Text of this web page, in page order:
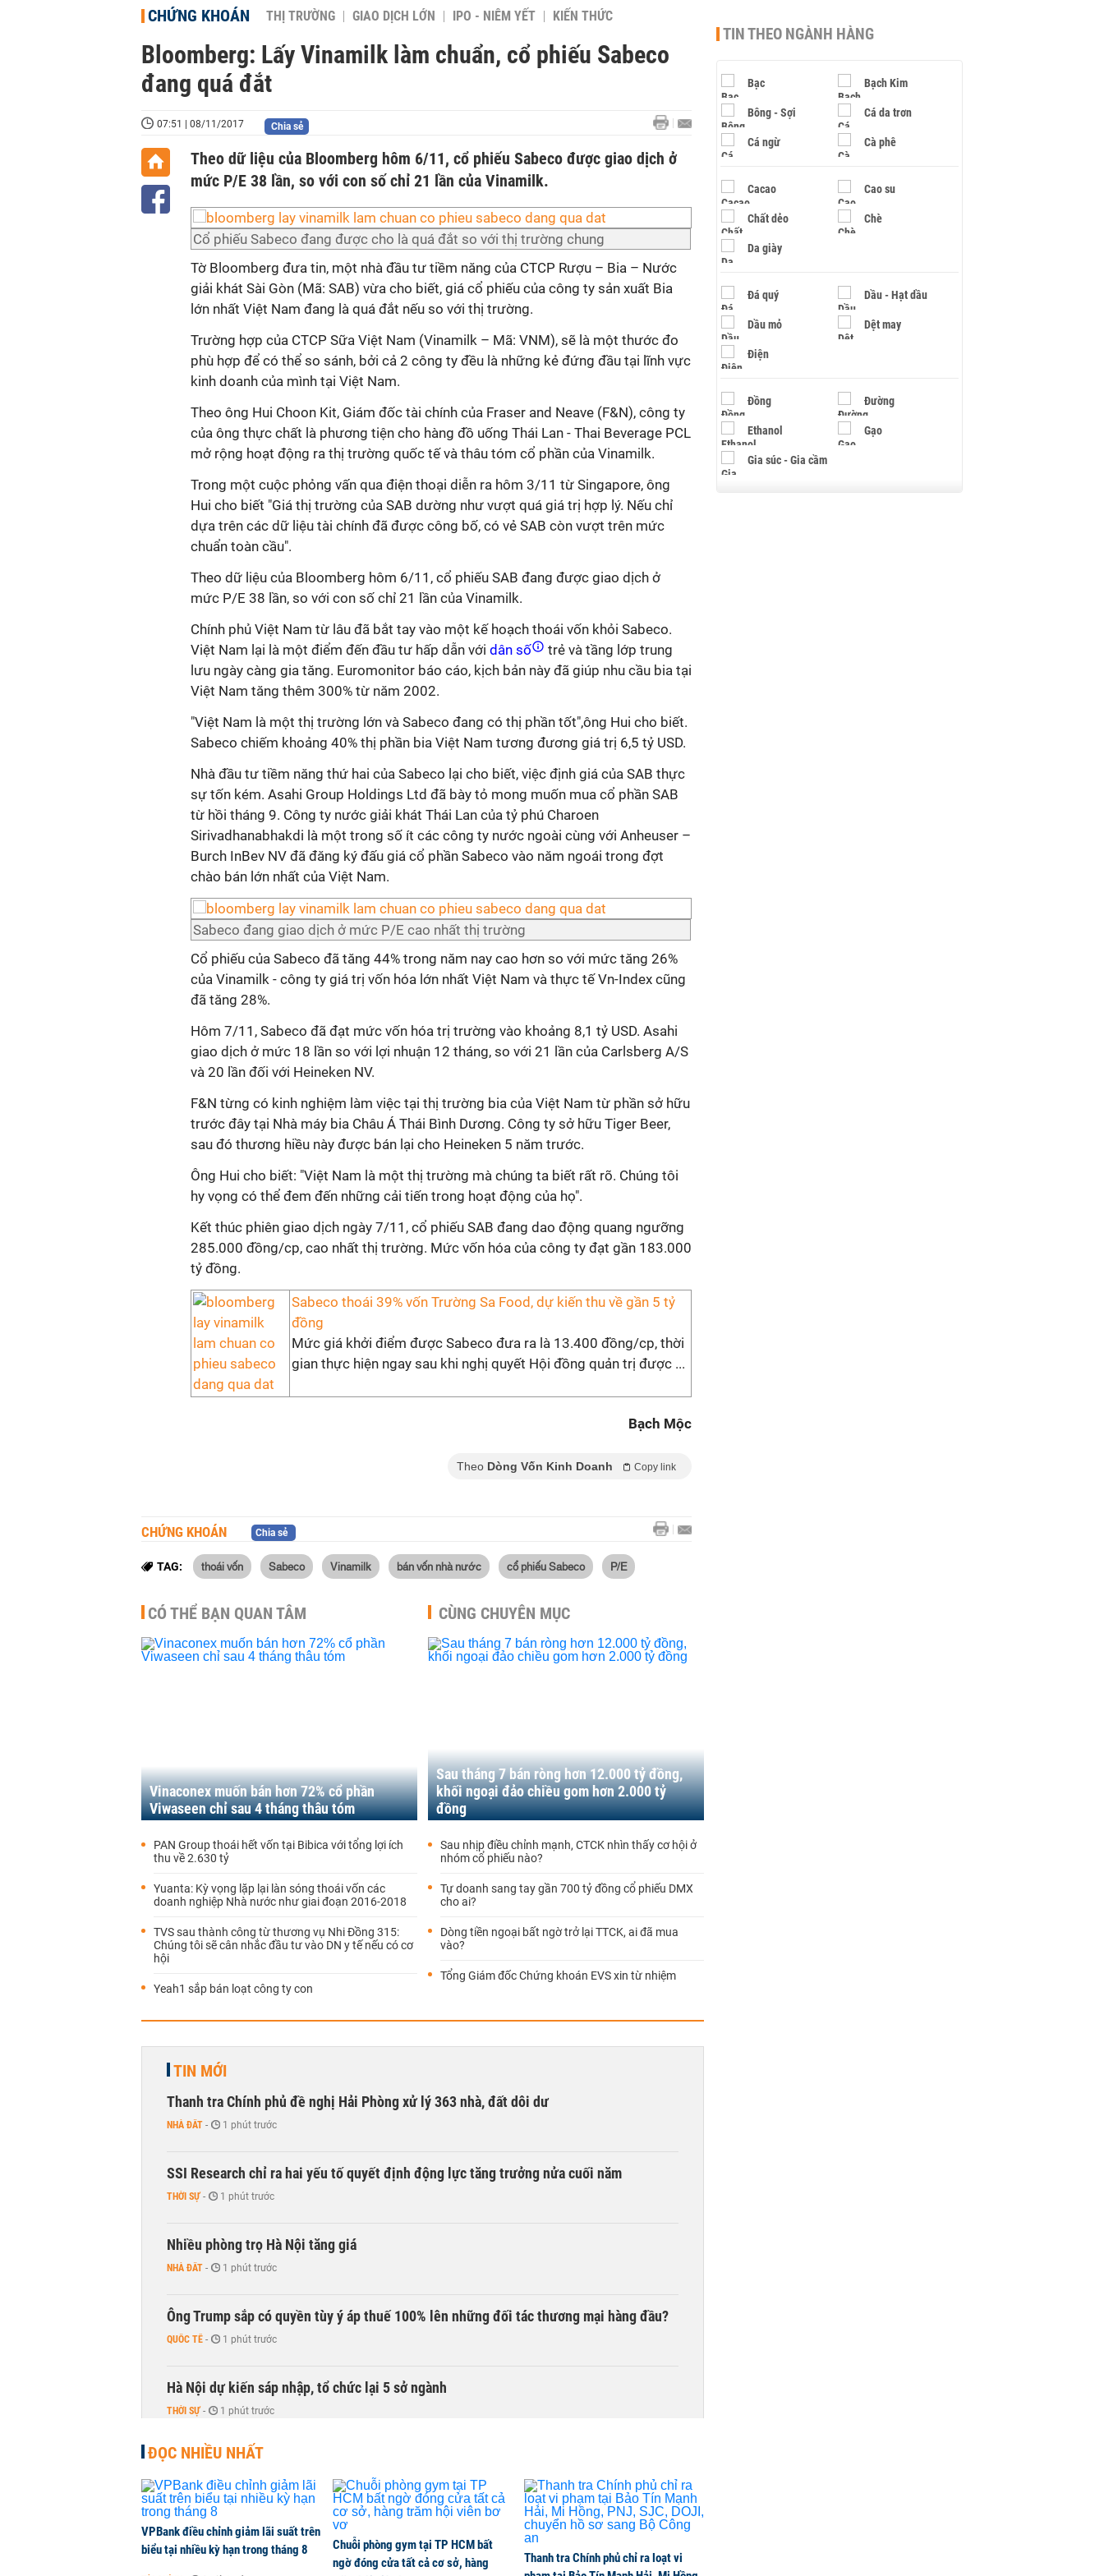
CHỨNG KHOÁN THỊ TRƯỜNG GIAO DỊCH LỚN IPO - NIÊM YẾT KIẾN THỨC
Bloomberg: Lấy Vinamilk làm chuẩn, cổ phiếu Sabeco
đang quá đắt
07:51 | 08/11/2017 Chia sẻ
Theo dữ liệu của Bloomberg hôm 6/11, cổ phiếu Sabeco được giao dịch ở
mức P/E 38 lần, so với con số chỉ 21 lần của Vinamilk.
Cổ phiếu Sabeco đang được cho là quá đắt so với thị trường chung
Tờ Bloomberg đưa tin, một nhà đầu tư tiềm năng của CTCP Rượu – Bia – Nước
giải khát Sài Gòn (Mã: SAB) vừa cho biết, giá cổ phiếu của công ty sản xuất Bia
lớn nhất Việt Nam đang là quá đắt nếu so với thị trường.
Trường hợp của CTCP Sữa Việt Nam (Vinamilk – Mã: VNM), sẽ là một thước đo
phù hợp để có thể so sánh, bởi cả 2 công ty đều là những kẻ đứng đầu tại lĩnh vực
kinh doanh của mình tại Việt Nam.
Theo ông Hui Choon Kit, Giám đốc tài chính của Fraser and Neave (F&N), công ty
của ông thực chất là phương tiện cho hàng đồ uống Thái Lan - Thai Beverage PCL
mở rộng hoạt động ra thị trường quốc tế và thâu tóm cổ phần của Vinamilk.
Trong một cuộc phỏng vấn qua điện thoại diễn ra hôm 3/11 từ Singapore, ông
Hui cho biết "Giá thị trường của SAB dường như vượt quá giá trị hợp lý. Nếu chỉ
dựa trên các dữ liệu tài chính đã được công bố, có vẻ SAB còn vượt trên mức
chuẩn toàn cầu".
Theo dữ liệu của Bloomberg hôm 6/11, cổ phiếu SAB đang được giao dịch ở
mức P/E 38 lần, so với con số chỉ 21 lần của Vinamilk.
Chính phủ Việt Nam từ lâu đã bắt tay vào một kế hoạch thoái vốn khỏi Sabeco.
Việt Nam lại là một điểm đến đầu tư hấp dẫn với dân số
trẻ và tầng lớp trung
lưu ngày càng gia tăng. Euromonitor báo cáo, kịch bản này đã giúp nhu cầu bia tại
Việt Nam tăng thêm 300% từ năm 2002.
"Việt Nam là một thị trường lớn và Sabeco đang có thị phần tốt",ông Hui cho biết.
Sabeco chiếm khoảng 40% thị phần bia Việt Nam tương đương giá trị 6,5 tỷ USD.
Nhà đầu tư tiềm năng thứ hai của Sabeco lại cho biết, việc định giá của SAB thực
sự tốn kém. Asahi Group Holdings Ltd đã bày tỏ mong muốn mua cổ phần SAB
từ hồi tháng 9. Công ty nước giải khát Thái Lan của tỷ phú Charoen
Sirivadhanabhakdi là một trong số ít các công ty nước ngoài cùng với Anheuser –
Burch InBev NV đã đăng ký đấu giá cổ phần Sabeco vào năm ngoái trong đợt
chào bán lớn nhất của Việt Nam.
Sabeco đang giao dịch ở mức P/E cao nhất thị trường
Cổ phiếu của Sabeco đã tăng 44% trong năm nay cao hơn so với mức tăng 26%
của Vinamilk - công ty giá trị vốn hóa lớn nhất Việt Nam và thực tế Vn-Index cũng
đã tăng 28%.
Hôm 7/11, Sabeco đã đạt mức vốn hóa trị trường vào khoảng 8,1 tỷ USD. Asahi
giao dịch ở mức 18 lần so với lợi nhuận 12 tháng, so với 21 lần của Carlsberg A/S
và 20 lần đối với Heineken NV.
F&N từng có kinh nghiệm làm việc tại thị trường bia của Việt Nam từ phần sở hữu
trước đây tại Nhà máy bia Châu Á Thái Bình Dương. Công ty sở hữu Tiger Beer,
sau đó thương hiều này được bán lại cho Heineken 5 năm trước.
Ông Hui cho biết: "Việt Nam là một thị trường mà chúng ta biết rất rõ. Chúng tôi
hy vọng có thể đem đến những cải tiến trong hoạt động của họ".
Kết thúc phiên giao dịch ngày 7/11, cổ phiếu SAB đang dao động quang ngưỡng
285.000 đồng/cp, cao nhất thị trường. Mức vốn hóa của công ty đạt gần 183.000
tỷ đồng.
Sabeco thoái 39% vốn Trường Sa Food, dự kiến thu về gần 5 tỷ
đồng
Mức giá khởi điểm được Sabeco đưa ra là 13.400 đồng/cp, thời
gian thực hiện ngay sau khi nghị quyết Hội đồng quản trị được ...
Bạch Mộc
Theo Dòng Vốn Kinh Doanh Copy link
CHỨNG KHOÁN Chia sẻ
TAG: thoái vốn Sabeco Vinamilk bán vốn nhà nước cổ phiếu Sabeco P/E
CÓ THỂ BẠN QUAN TÂM
Vinaconex muốn bán hơn 72% cổ phần
Viwaseen chỉ sau 4 tháng thâu tóm
PAN Group thoái hết vốn tại Bibica với tổng lợi ích
thu về 2.630 tỷ
Yuanta: Kỳ vọng lặp lại làn sóng thoái vốn các
doanh nghiệp Nhà nước như giai đoạn 2016-2018
TVS sau thành công từ thương vụ Nhi Đồng 315:
Chúng tôi sẽ cân nhắc đầu tư vào DN y tế nếu có cơ
hội
Yeah1 sắp bán loạt công ty con
CÙNG CHUYÊN MỤC
Sau tháng 7 bán ròng hơn 12.000 tỷ đồng,
khối ngoại đảo chiều gom hơn 2.000 tỷ
đồng
Sau nhịp điều chỉnh mạnh, CTCK nhìn thấy cơ hội ở
nhóm cổ phiếu nào?
Tự doanh sang tay gần 700 tỷ đồng cổ phiếu DMX
cho ai?
Dòng tiền ngoại bất ngờ trở lại TTCK, ai đã mua
vào?
Tổng Giám đốc Chứng khoán EVS xin từ nhiệm
TIN MỚI
Thanh tra Chính phủ đề nghị Hải Phòng xử lý 363 nhà, đất dôi dư
NHÀ ĐẤT - 1 phút trước
SSI Research chỉ ra hai yếu tố quyết định động lực tăng trưởng nửa cuối năm
THỜI SỰ - 1 phút trước
Nhiều phòng trọ Hà Nội tăng giá
NHÀ ĐẤT - 1 phút trước
Ông Trump sắp có quyền tùy ý áp thuế 100% lên những đối tác thương mại hàng đầu?
QUỐC TẾ - 1 phút trước
Hà Nội dự kiến sáp nhập, tổ chức lại 5 sở ngành
THỜI SỰ - 1 phút trước
PNJ công bố thông tin bất thường liên quan đến vấn đề nộp thuế
KINH DOANH - 1 phút trước
Vận tải biển toàn cầu tăng mạnh bất chấp căng thẳng địa chính trị
QUỐC TẾ - 1 phút trước
ĐỌC NHIỀU NHẤT
VPBank điều chỉnh giảm lãi suất trên
biểu tại nhiều kỳ hạn trong tháng 8
Chuỗi phòng gym tại TP HCM bất
ngờ đóng cửa tất cả cơ sở, hàng
Thanh tra Chính phủ chỉ ra loạt vi
TIN THEO NGÀNH HÀNG
Bạc Bạch Kim
Bông - Sợi Cá da trơn
Cá ngừ Cà phê
Cacao Cao su
Chất dẻo Chè
Da giày
Đá quý Dầu - Hạt dầu
Dầu mỏ Dệt may
Điện
Đồng Đường
Ethanol Gạo
Gia súc - Gia cầm